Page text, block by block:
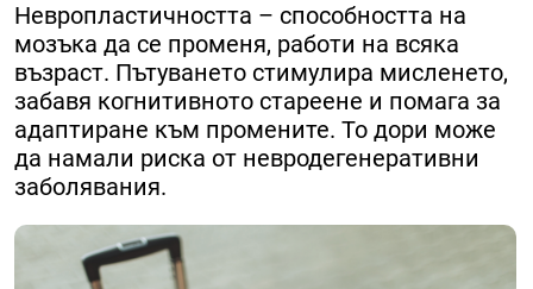
Невропластичността – способността на
мозъка да се променя, работи на всяка
възраст. Пътуването стимулира мисленето,
забавя когнитивното стареене и помага за
адаптиране към промените. То дори може
да намали риска от невродегенеративни
заболявания.